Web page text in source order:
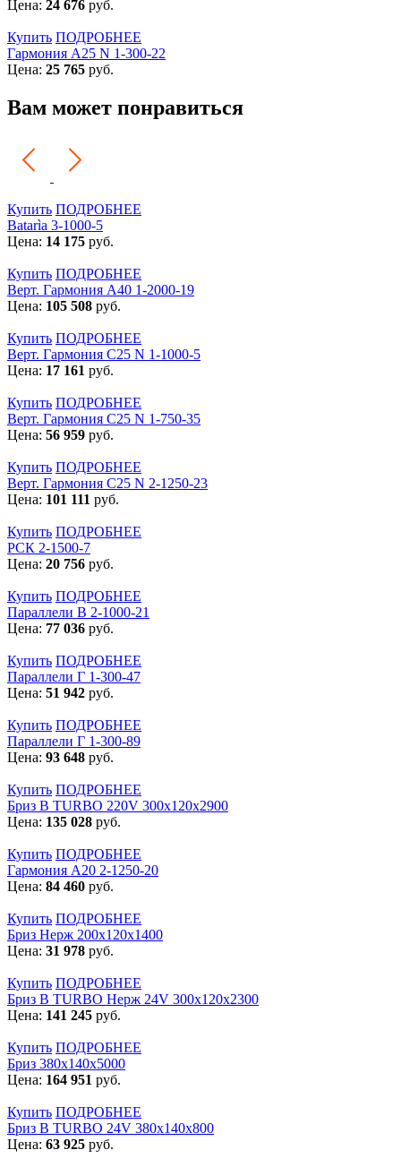
Цена: 24 676 руб.
Купить ПОДРОБНЕЕ
Гармония А25 N 1-300-22
Цена: 25 765 руб.
Вам может понравиться
Купить ПОДРОБНЕЕ
Batarìa 3-1000-5
Цена: 14 175 руб.
Купить ПОДРОБНЕЕ
Верт. Гармония А40 1-2000-19
Цена: 105 508 руб.
Купить ПОДРОБНЕЕ
Верт. Гармония С25 N 1-1000-5
Цена: 17 161 руб.
Купить ПОДРОБНЕЕ
Верт. Гармония С25 N 1-750-35
Цена: 56 959 руб.
Купить ПОДРОБНЕЕ
Верт. Гармония С25 N 2-1250-23
Цена: 101 111 руб.
Купить ПОДРОБНЕЕ
РСК 2-1500-7
Цена: 20 756 руб.
Купить ПОДРОБНЕЕ
Параллели В 2-1000-21
Цена: 77 036 руб.
Купить ПОДРОБНЕЕ
Параллели Г 1-300-47
Цена: 51 942 руб.
Купить ПОДРОБНЕЕ
Параллели Г 1-300-89
Цена: 93 648 руб.
Купить ПОДРОБНЕЕ
Бриз В TURBO 220V 300х120х2900
Цена: 135 028 руб.
Купить ПОДРОБНЕЕ
Гармония А20 2-1250-20
Цена: 84 460 руб.
Купить ПОДРОБНЕЕ
Бриз Нерж 200х120х1400
Цена: 31 978 руб.
Купить ПОДРОБНЕЕ
Бриз В TURBO Нерж 24V 300х120х2300
Цена: 141 245 руб.
Купить ПОДРОБНЕЕ
Бриз 380х140х5000
Цена: 164 951 руб.
Купить ПОДРОБНЕЕ
Бриз В TURBO 24V 380х140х800
Цена: 63 925 руб.